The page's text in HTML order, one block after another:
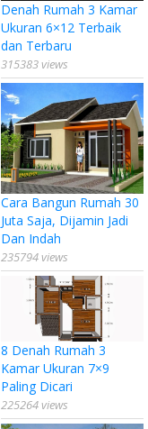
Denah Rumah 3 Kamar
Ukuran 6×12 Terbaik
dan Terbaru
315383 views
Cara Bangun Rumah 30
Juta Saja, Dijamin Jadi
Dan Indah
235794 views
8 Denah Rumah 3
Kamar Ukuran 7×9
Paling Dicari
225264 views